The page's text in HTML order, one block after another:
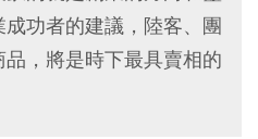
功者的建議，陸客、團
，將是時下最具賣相的